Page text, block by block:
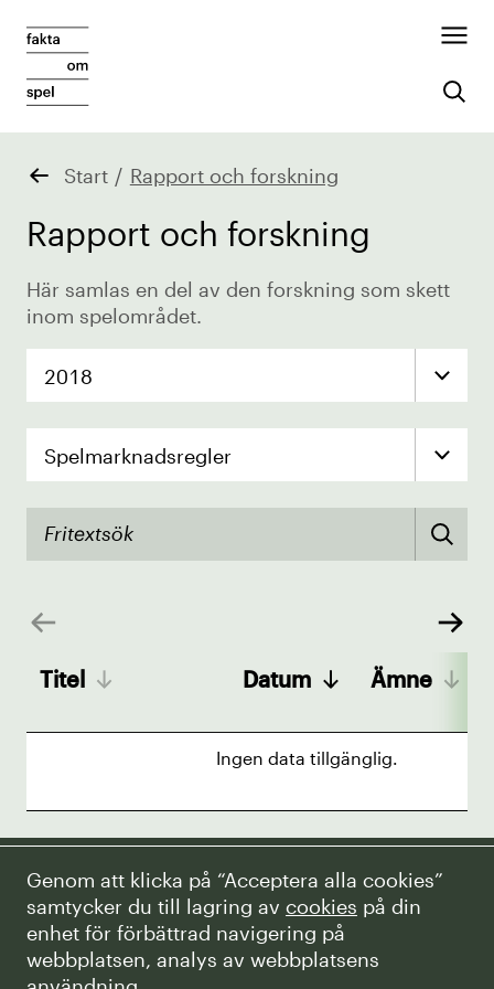
Start / Rapport och forskning
Rapport och forskning
Här samlas en del av den forskning som skett
inom spelområdet.
2018
Spelmarknadsregler
Titel Datum Ämne
Ingen data tillgänglig.
Kontakt
Genom att klicka på “Acceptera alla cookies”
samtycker du till lagring av cookies på din
enhet för förbättrad navigering på
webbplatsen, analys av webbplatsens